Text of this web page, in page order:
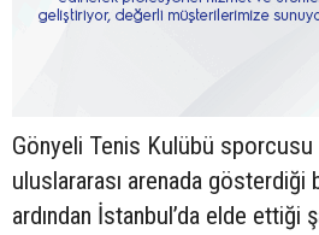
Gönyeli Tenis Kulübü sporcusu
uluslararası arenada gösterdiği
ardından İstanbul’da elde ettiği